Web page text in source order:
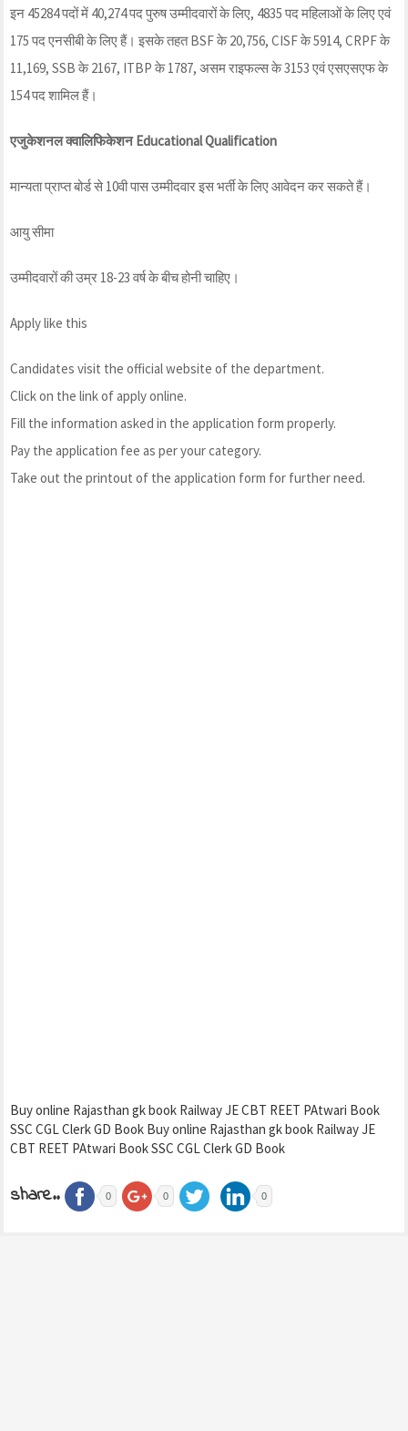
इन 45284 पदों में 40,274 पद पुरुष उम्मीदवारों के लिए, 4835 पद महिलाओं के लिए एवं
175 पद एनसीबी के लिए हैं। इसके तहत BSF के 20,756, CISF के 5914, CRPF के
11,169, SSB के 2167, ITBP के 1787, असम राइफल्स के 3153 एवं एसएसएफ के
154 पद शामिल हैं।
एजुकेशनल क्वालिफिकेशन Educational Qualification
मान्यता प्राप्त बोर्ड से 10वी पास उम्मीदवार इस भर्ती के लिए आवेदन कर सकते हैं।
आयु सीमा
उम्मीदवारों की उम्र 18-23 वर्ष के बीच होनी चाहिए।
Apply like this
Candidates visit the official website of the department.
Click on the link of apply online.
Fill the information asked in the application form properly.
Pay the application fee as per your category.
Take out the printout of the application form for further need.
Buy online Rajasthan gk book Railway JE CBT REET PAtwari Book
SSC CGL Clerk GD Book Buy online Rajasthan gk book Railway JE
CBT REET PAtwari Book SSC CGL Clerk GD Book
share.. 0 0 0